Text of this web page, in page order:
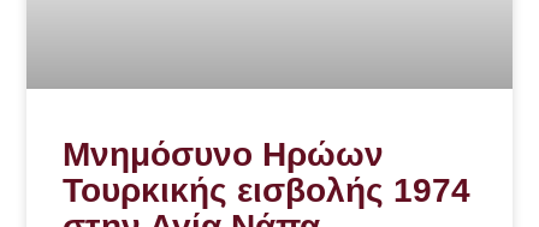
Μνημόσυνο Ηρώων
Τουρκικής εισβολής 1974